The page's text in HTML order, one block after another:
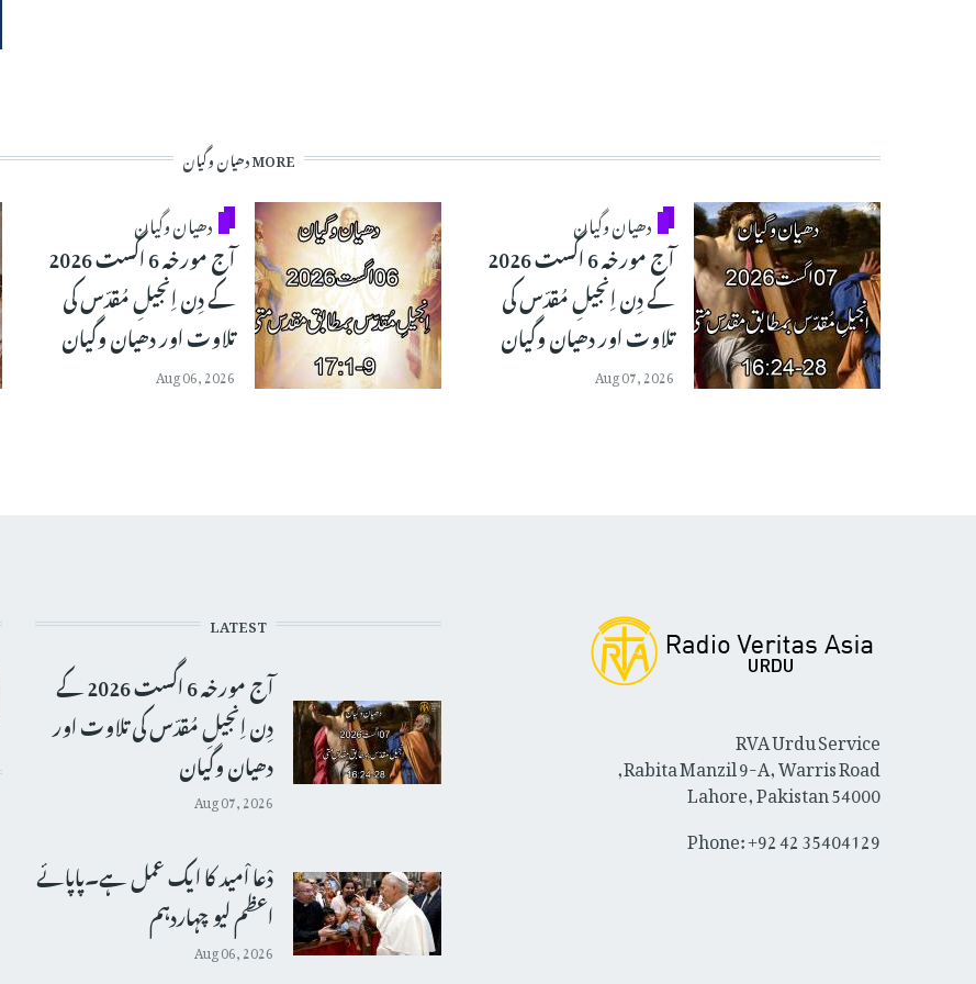
MORE دھیان وگیان
دھیان وگیان
آج مورخہ 6 اگست 2026
کے دِن اِنجیلِ مُقدّس کی
تلاوت اور دھیان وگیان
Aug 07, 2026
دھیان وگیان
آج مورخہ 6 اگست 2026
کے دِن اِنجیلِ مُقدّس کی
تلاوت اور دھیان وگیان
Aug 06, 2026
RVA Urdu Service
Rabita Manzil 9-A, Warris Road,
Lahore, Pakistan 54000
Phone: +92 42 35404129
LATEST
آج مورخہ 6 اگست 2026 کے
دِن اِنجیلِ مُقدّس کی تلاوت اور
دھیان وگیان
Aug 07, 2026
دْعا اْمید کا ایک عمل ہے۔پاپائے
اعظم لیو چہاردہم
Aug 06, 2026